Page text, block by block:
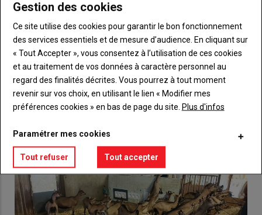
BodyChoisissez votre formule et créez votre
compte pour accéder à tout {nom-site}.
Lien Créez un compte
VOUS AIMEREZ AUSSI
Gestion des cookies
Ce site utilise des cookies pour garantir le bon fonctionnement
des services essentiels et de mesure d’audience. En cliquant sur
« Tout Accepter », vous consentez à l’utilisation de ces cookies
et au traitement de vos données à caractère personnel au
regard des finalités décrites. Vous pourrez à tout moment
revenir sur vos choix, en utilisant le lien « Modifier mes
préférences cookies » en bas de page du site. Plus d'infos
Paramétrer mes cookies
Tout refuser Tout accepter